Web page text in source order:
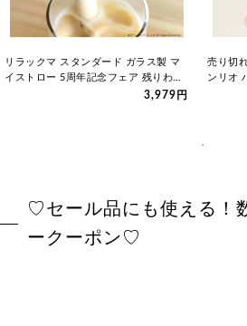
リラックマ スタンダード ガラス製 マ
イストロー 5周年記念フェア 残りわず
3,979円
売り切
ンリオ
♡セール品にも使える！
ークーポン♡